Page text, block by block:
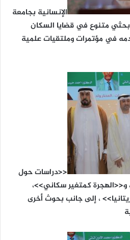
الإنسانية بجامعة
متنوع في قضايا السكان
في مؤتمرات وملتقيات علمية
<<دراسات حول
و<<الهجرة كمتغير سكاني>>،
، إلى جانب بحوث أخرى